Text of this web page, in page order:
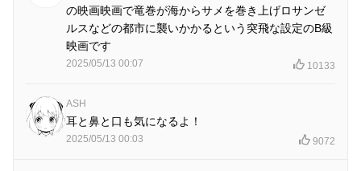
の映画映画で竜巻が海からサメを巻き上げロサンゼ
ルスなどの都市に襲いかかるという突飛な設定のB級
映画です
2025/05/13 00:07 10133
ASH
耳と鼻と口も気になるよ！
2025/05/13 00:03 9072